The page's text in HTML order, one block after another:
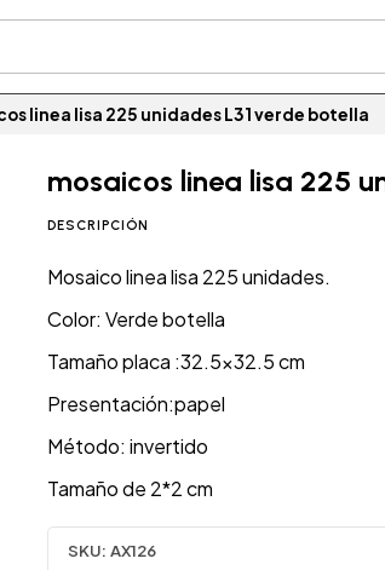
linea lisa 225 unidades L31 verde botella
mosaicos linea lisa 225
DESCRIPCIÓN
Mosaico linea lisa 225 unidades.
Color: Verde botella
Tamaño placa :32.5x32.5 cm
Presentación:papel
Método: invertido
Tamaño de 2*2 cm
SKU: AX126